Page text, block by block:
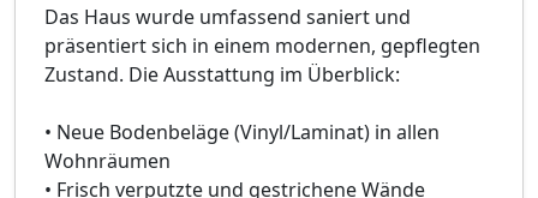
Das Haus wurde umfassend saniert und
präsentiert sich in einem modernen, gepflegten
Zustand. Die Ausstattung im Überblick:
• Neue Bodenbeläge (Vinyl/Laminat) in allen
Wohnräumen
• Frisch verputzte und gestrichene Wände